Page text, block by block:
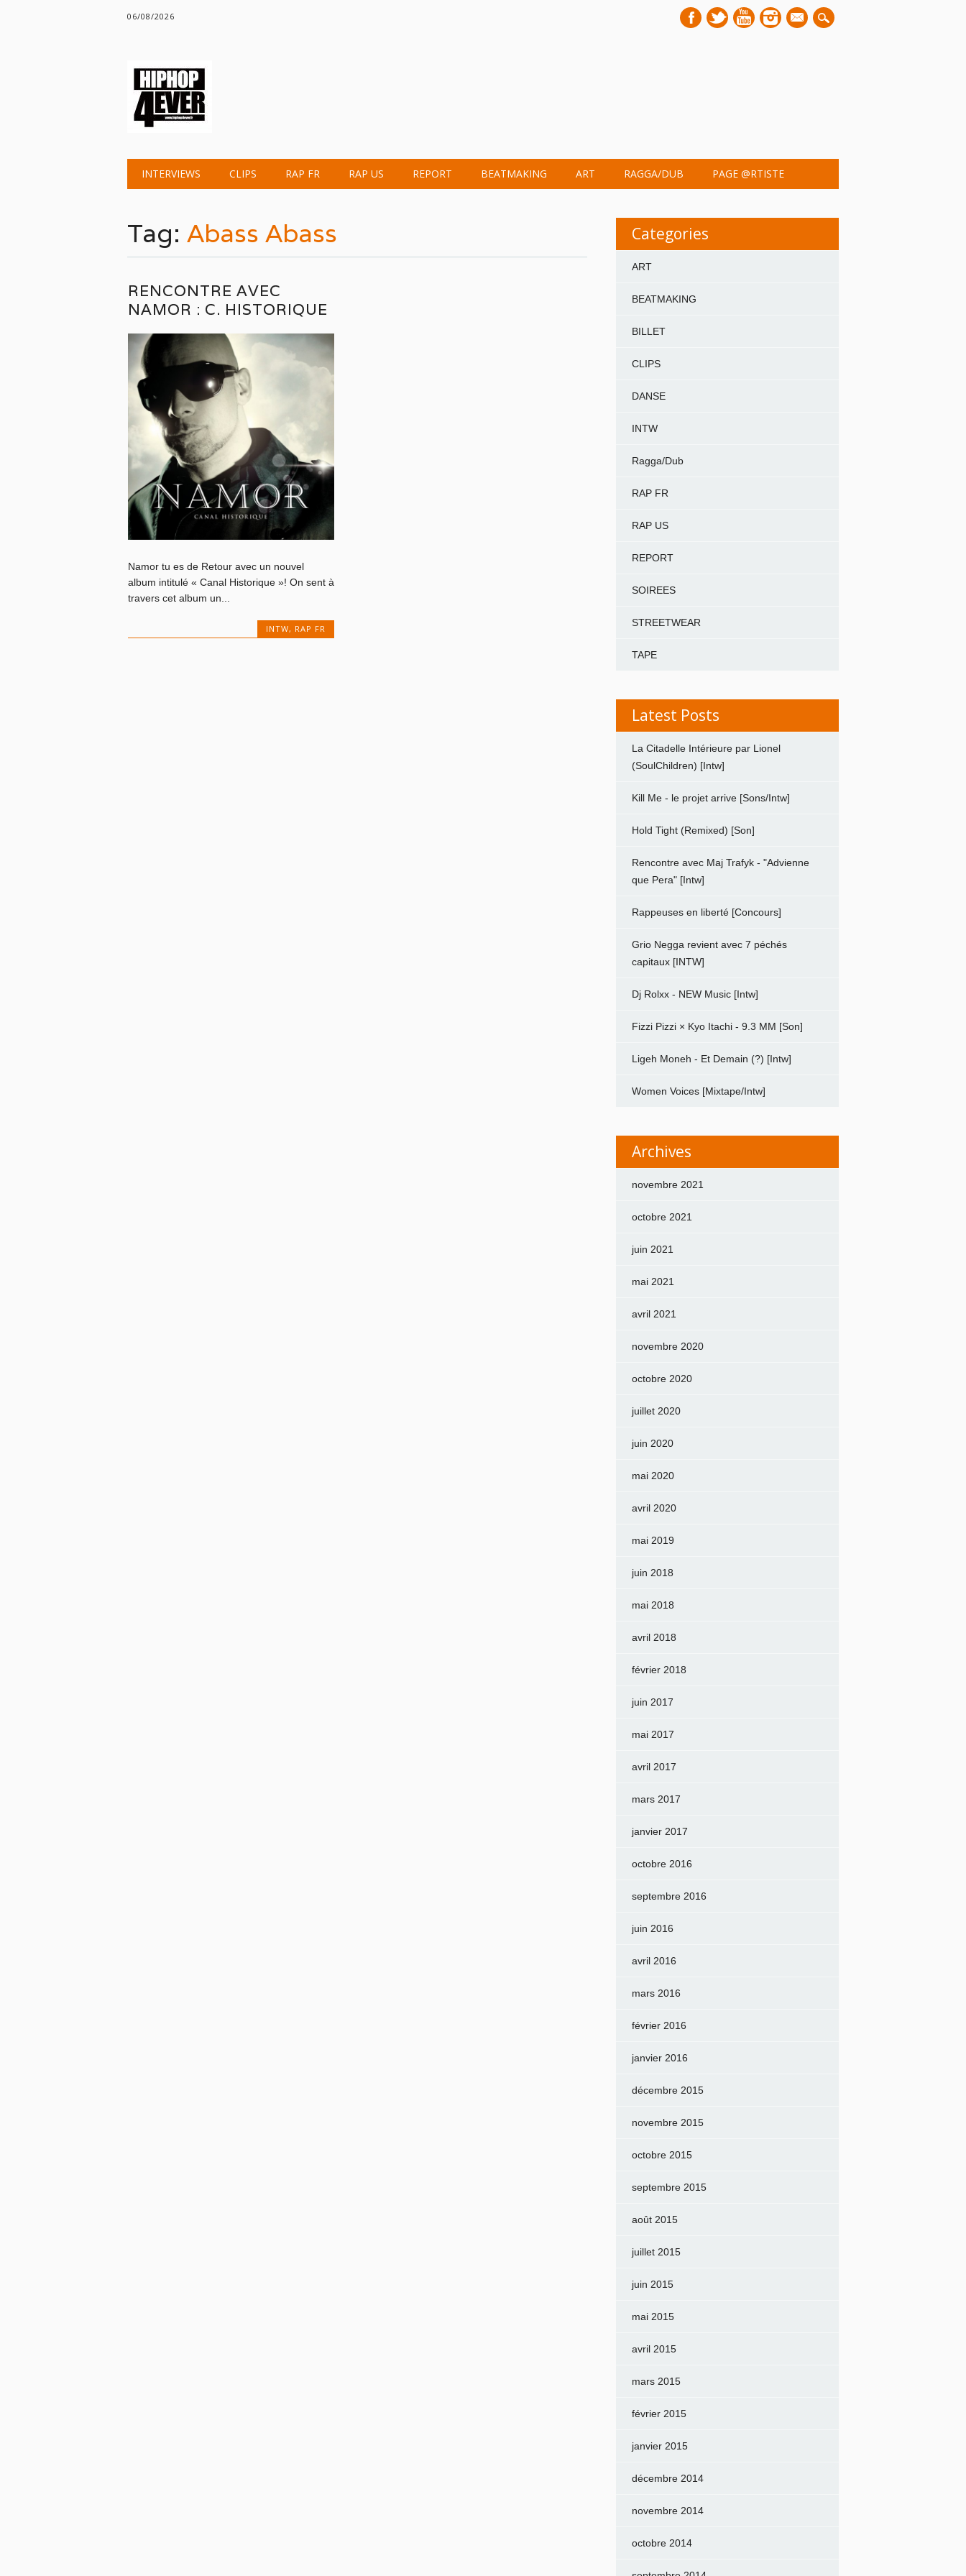
06/08/2026
mail
Main menu
INTERVIEWS CLIPS RAP FR RAP US REPORT BEATMAKING ART RAGGA/DUB PAGE @RTISTE
Tag: Abass Abass
RENCONTRE AVEC
NAMOR : C. HISTORIQUE
Namor tu es de Retour avec un nouvel
album intitulé « Canal Historique »! On sent à
travers cet album un...
INTW, RAP FR
Categories
ART
BEATMAKING
BILLET
CLIPS
DANSE
INTW
Ragga/Dub
RAP FR
RAP US
REPORT
SOIREES
STREETWEAR
TAPE
Latest Posts
La Citadelle Intérieure par Lionel
(SoulChildren) [Intw]
Kill Me - le projet arrive [Sons/Intw]
Hold Tight (Remixed) [Son]
Rencontre avec Maj Trafyk - "Advienne
que Pera" [Intw]
Rappeuses en liberté [Concours]
Grio Negga revient avec 7 péchés
capitaux [INTW]
Dj Rolxx - NEW Music [Intw]
Fizzi Pizzi × Kyo Itachi - 9.3 MM [Son]
Ligeh Moneh - Et Demain (?) [Intw]
Women Voices [Mixtape/Intw]
Archives
novembre 2021
octobre 2021
juin 2021
mai 2021
avril 2021
novembre 2020
octobre 2020
juillet 2020
juin 2020
mai 2020
avril 2020
mai 2019
juin 2018
mai 2018
avril 2018
février 2018
juin 2017
mai 2017
avril 2017
mars 2017
janvier 2017
octobre 2016
septembre 2016
juin 2016
avril 2016
mars 2016
février 2016
janvier 2016
décembre 2015
novembre 2015
octobre 2015
septembre 2015
août 2015
juillet 2015
juin 2015
mai 2015
avril 2015
mars 2015
février 2015
janvier 2015
décembre 2014
novembre 2014
octobre 2014